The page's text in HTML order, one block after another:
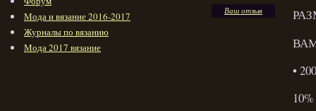
Ваш отзыв
•
Мода и вязание 2016-2017
Журналы по вязанию
Мода 2017 вязание